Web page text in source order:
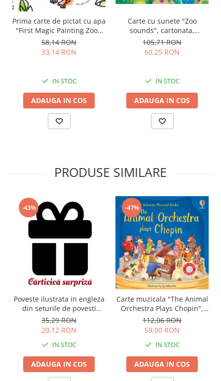
Prima carte de pictat cu apa
"First Magic Painting Zoo",
Usborne
58,14 RON
33,14 RON
IN STOC
ADAUGA IN COS
Carte cu sunete "Zoo
sounds", cartonata,
Usborne
105,71 RON
60,25 RON
IN STOC
ADAUGA IN COS
PRODUSE SIMILARE
-43%
Poveste ilustrata in engleza
din seturile de povesti
Usborne
35,29 RON
20,12 RON
IN STOC
ADAUGA IN COS
-47%
Carte muzicala "The Animal
Orchestra Plays Chopin",
cartonata, Usborne
112,06 RON
59,00 RON
IN STOC
ADAUGA IN COS